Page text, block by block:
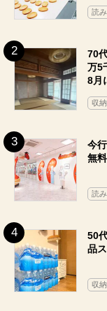
読
70
万5
8月
収納
今
無
読
50
品
収納